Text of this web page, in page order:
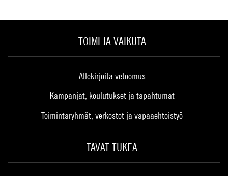
TOIMI JA VAIKUTA
Allekirjoita vetoomus
Kampanjat, koulutukset ja tapahtumat
Toimintaryhmät, verkostot ja vapaaehtoistyö
TAVAT TUKEA